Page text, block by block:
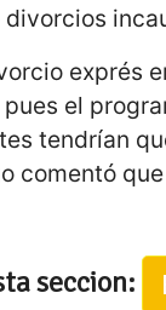
exprés
el
tendrían
comentó
seccion: